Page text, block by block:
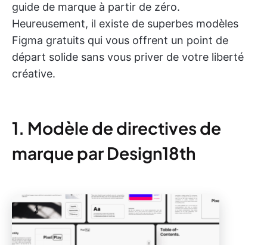
guide de marque à partir de zéro.
Heureusement, il existe de superbes modèles
Figma gratuits qui vous offrent un point de
départ solide sans vous priver de votre liberté
créative.
1. Modèle de directives de
marque par Design18th